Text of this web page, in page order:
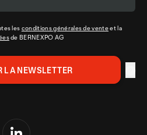
les conditions générales de venteet la
de BERNEXPO AG